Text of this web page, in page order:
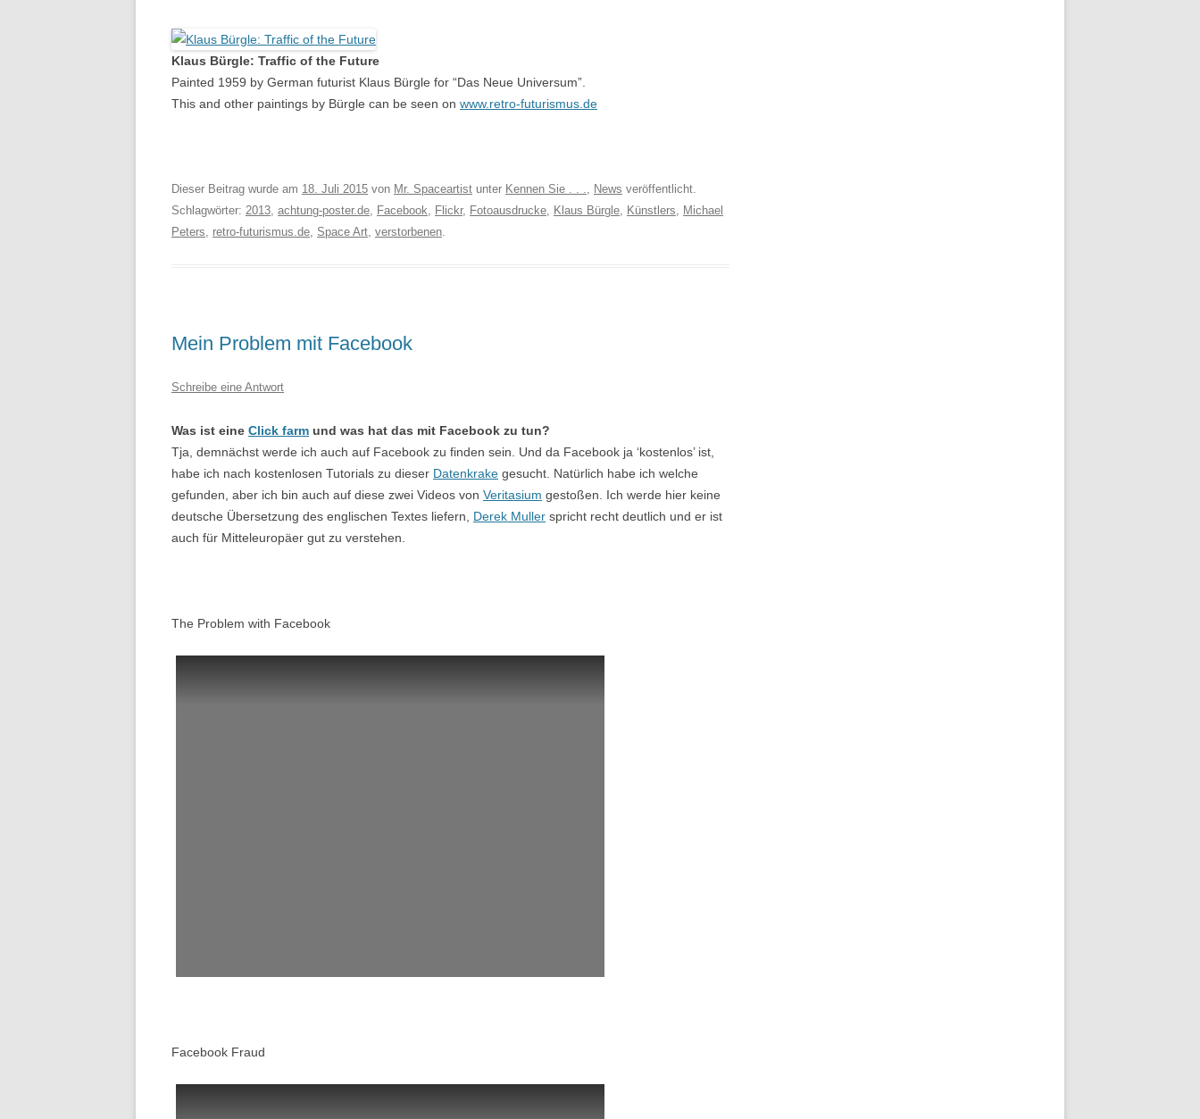
Klaus Bürgle: Traffic of the Future
Painted 1959 by German futurist Klaus Bürgle for “Das Neue Universum”.
This and other paintings by Bürgle can be seen on www.retro-futurismus.de
Dieser Beitrag wurde am 18. Juli 2015 von Mr. Spaceartist unter Kennen Sie . . ., News veröffentlicht.
Schlagwörter: 2013, achtung-poster.de, Facebook, Flickr, Fotoausdrucke, Klaus Bürgle, Künstlers, Michael
Peters, retro-futurismus.de, Space Art, verstorbenen.
Mein Problem mit Facebook
Schreibe eine Antwort
Was ist eine Click farm und was hat das mit Facebook zu tun?
Tja, demnächst werde ich auch auf Facebook zu finden sein. Und da Facebook ja ‘kostenlos’ ist,
habe ich nach kostenlosen Tutorials zu dieser Datenkrake gesucht. Natürlich habe ich welche
gefunden, aber ich bin auch auf diese zwei Videos von Veritasium gestoßen. Ich werde hier keine
deutsche Übersetzung des englischen Textes liefern, Derek Muller spricht recht deutlich und er ist
auch für Mitteleuropäer gut zu verstehen.
The Problem with Facebook
Facebook Fraud